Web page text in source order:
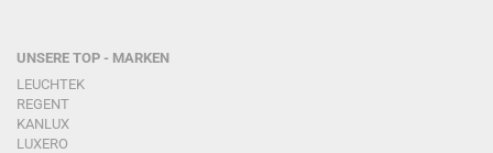
UNSERE TOP - MARKEN
LEUCHTEK
REGENT
KANLUX
LUXERO